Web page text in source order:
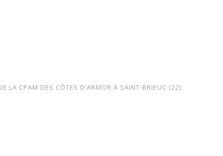
LA CPAM DES CÔTES D’ARMOR À SAINT-BRIEUC (22)